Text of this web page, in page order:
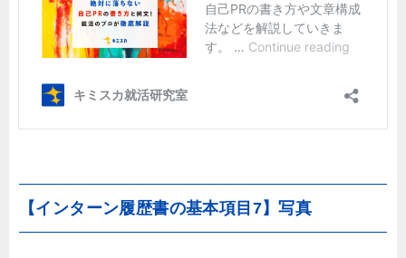
【インターン履歴書の基本項目7】写真